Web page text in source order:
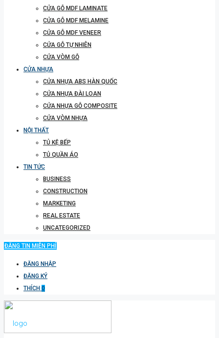
CỬA GỖ MDF LAMINATE
CỬA GỖ MDF MELAMINE
CỬA GỖ MDF VENEER
CỬA GỖ TỰ NHIÊN
CỬA VÒM GỖ
CỬA NHỰA
CỬA NHỰA ABS HÀN QUỐC
CỬA NHỰA ĐÀI LOAN
CỬA NHỰA GỖ COMPOSITE
CỬA VÒM NHỰA
NỘI THẤT
TỦ KỆ BẾP
TỦ QUẦN ÁO
TIN TỨC
BUSINESS
CONSTRUCTION
MARKETING
REAL ESTATE
UNCATEGORIZED
ĐĂNG TIN MIỄN PHÍ
ĐĂNG NHẬP
ĐĂNG KÝ
THÍCH 0